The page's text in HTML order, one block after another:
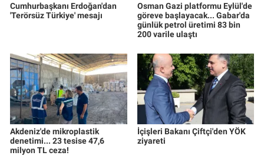
Cumhurbaşkanı Erdoğan'dan
'Terörsüz Türkiye' mesajı
Osman Gazi platformu Eylül'de
göreve başlayacak... Gabar'da
günlük petrol üretimi 83 bin
200 varile ulaştı
Akdeniz'de mikroplastik
denetimi... 23 tesise 47,6
milyon TL ceza!
İçişleri Bakanı Çiftçi'den YÖK
ziyareti